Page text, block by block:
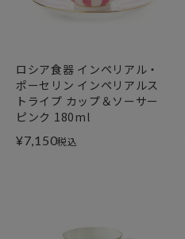
ロシア食器 インペリアル・
ポーセリン インペリアルス
トライプ カップ＆ソーサー
ピンク 180ml
¥7,150税込